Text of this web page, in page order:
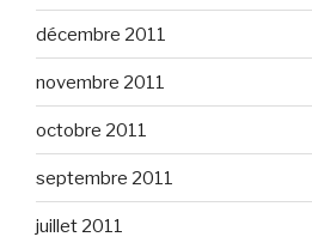
décembre 2011
novembre 2011
octobre 2011
septembre 2011
juillet 2011